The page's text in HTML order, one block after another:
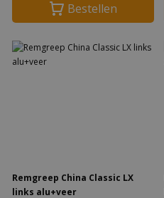
Bestellen
Remgreep China Classic LX
links alu+veer